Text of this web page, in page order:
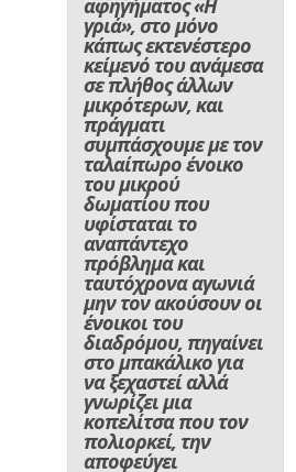
αφηγήματος «Η
γριά», στο μόνο
κάπως εκτενέστερο
κείμενό του ανάμεσα
σε πλήθος άλλων
μικρότερων, και
πράγματι
συμπάσχουμε με τον
ταλαίπωρο ένοικο
του μικρού
δωματίου που
υφίσταται το
αναπάντεχο
πρόβλημα και
ταυτόχρονα αγωνιά
μην τον ακούσουν οι
ένοικοι του
διαδρόμου, πηγαίνει
στο μπακάλικο για
να ξεχαστεί αλλά
γνωρίζει μια
κοπελίτσα που τον
πολιορκεί, την
αποφεύγει